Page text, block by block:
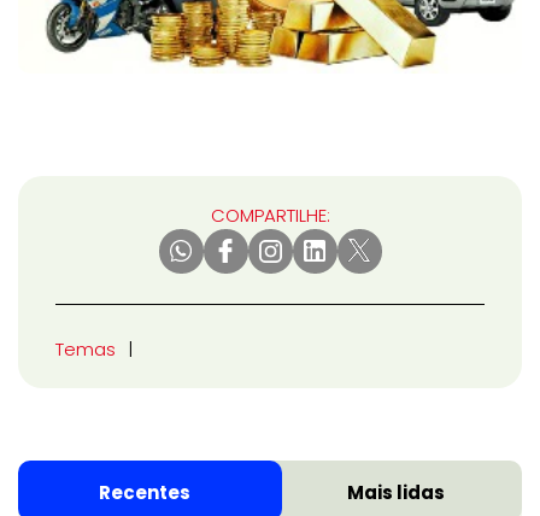
COMPARTILHE:
Temas
Recentes Mais lidas